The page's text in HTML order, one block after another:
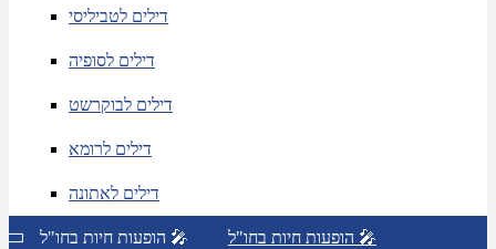
דילים לטביליסי
דילים לסופיה
דילים לבוקרשט
דילים לרומא
דילים לאתונה
הופעות חיות בחו"ל 🎤 הופעות חיות בחו"ל 🎤